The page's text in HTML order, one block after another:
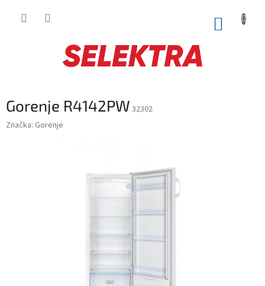
Gorenje R4142PW 32302
Značka: Gorenje